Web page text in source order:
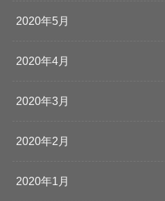
2020年5月
2020年4月
2020年3月
2020年2月
2020年1月